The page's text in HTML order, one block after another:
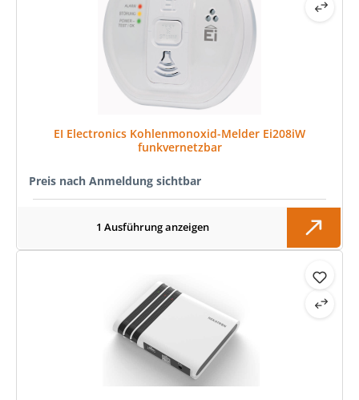
EI Electronics Kohlenmonoxid-Melder Ei208iW
funkvernetzbar
Preis nach Anmeldung sichtbar
1 Ausführung anzeigen